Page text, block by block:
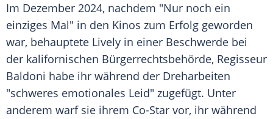
Im Dezember 2024, nachdem "Nur noch ein
einziges Mal" in den Kinos zum Erfolg geworden
war, behauptete Lively in einer Beschwerde bei
der kalifornischen Bürgerrechtsbehörde, Regisseur
Baldoni habe ihr während der Dreharbeiten
"schweres emotionales Leid" zugefügt. Unter
anderem warf sie ihrem Co-Star vor, ihr während